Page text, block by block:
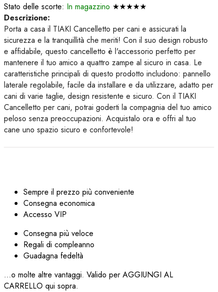
Stato delle scorte: In magazzino ★★★★★
Descrizione:
Porta a casa il TIAKI Cancelletto per cani e assicurati la
sicurezza e la tranquillità che meriti! Con il suo design robusto
e affidabile, questo cancelletto è l'accessorio perfetto per
mantenere il tuo amico a quattro zampe al sicuro in casa. Le
caratteristiche principali di questo prodotto includono: pannello
laterale regolabile, facile da installare e da utilizzare, adatto per
cani di varie taglie, design resistente e sicuro. Con il TIAKI
Cancelletto per cani, potrai goderti la compagnia del tuo amico
peloso senza preoccupazioni. Acquistalo ora e offri al tuo
cane uno spazio sicuro e confortevole!
Sempre il prezzo più conveniente
Consegna economica
Accesso VIP
Consegna più veloce
Regali di compleanno
Guadagna fedeltà
...o molte altre vantaggi. Valido per AGGIUNGI AL
CARRELLO qui sopra.